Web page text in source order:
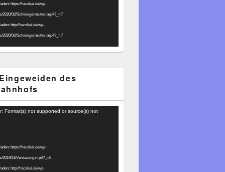
https://racskai.de/wp-
2020/02/Schwiegermutter.mp4?_=7
http://racskai.de/wp-
2020/02/Schwiegermutter.mp4?_=7
des
Format(s) not supported or source(s) not
https://racskai.de/wp-
2019/11/Verdauung.mp4?_=8
http://racskai.de/wp-